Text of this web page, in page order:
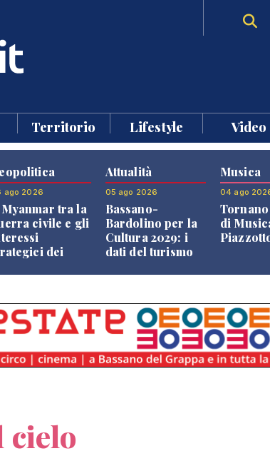
Territorio Lifestyle Video
ago 2026
tra la
civile e gli
dei
Attualità
05 ago 2026
Bassano-
Bardolino per la
Cultura 2029: i
dati del turismo
Musica
04 ago
di
cielo